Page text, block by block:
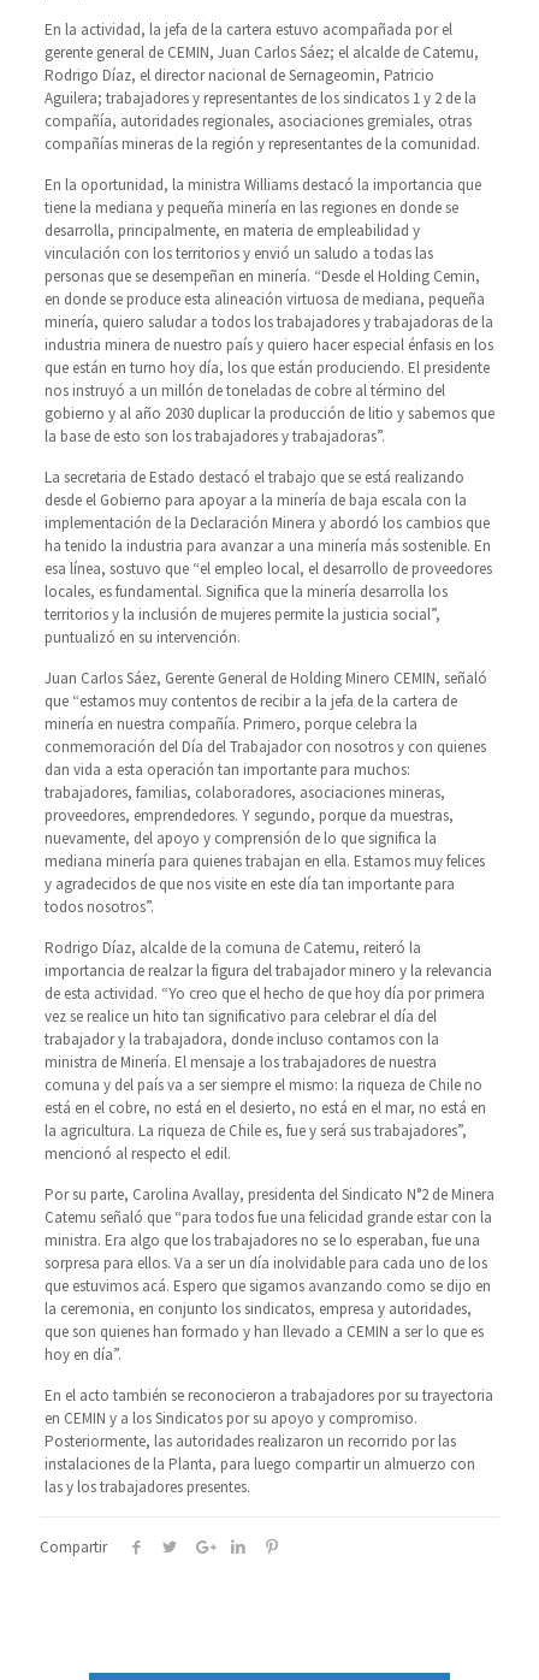
En la actividad, la jefa de la cartera estuvo acompañada por el
gerente general de CEMIN, Juan Carlos Sáez; el alcalde de Catemu,
Rodrigo Díaz, el director nacional de Sernageomin, Patricio
Aguilera; trabajadores y representantes de los sindicatos 1 y 2 de la
compañía, autoridades regionales, asociaciones gremiales, otras
compañías mineras de la región y representantes de la comunidad.
En la oportunidad, la ministra Williams destacó la importancia que
tiene la mediana y pequeña minería en las regiones en donde se
desarrolla, principalmente, en materia de empleabilidad y
vinculación con los territorios y envió un saludo a todas las
personas que se desempeñan en minería. “Desde el Holding Cemin,
en donde se produce esta alineación virtuosa de mediana, pequeña
minería, quiero saludar a todos los trabajadores y trabajadoras de la
industria minera de nuestro país y quiero hacer especial énfasis en los
que están en turno hoy día, los que están produciendo. El presidente
nos instruyó a un millón de toneladas de cobre al término del
gobierno y al año 2030 duplicar la producción de litio y sabemos que
la base de esto son los trabajadores y trabajadoras”.
La secretaria de Estado destacó el trabajo que se está realizando
desde el Gobierno para apoyar a la minería de baja escala con la
implementación de la Declaración Minera y abordó los cambios que
ha tenido la industria para avanzar a una minería más sostenible. En
esa línea, sostuvo que “el empleo local, el desarrollo de proveedores
locales, es fundamental. Significa que la minería desarrolla los
territorios y la inclusión de mujeres permite la justicia social”,
puntualizó en su intervención.
Juan Carlos Sáez, Gerente General de Holding Minero CEMIN, señaló
que “estamos muy contentos de recibir a la jefa de la cartera de
minería en nuestra compañía. Primero, porque celebra la
conmemoración del Día del Trabajador con nosotros y con quienes
dan vida a esta operación tan importante para muchos:
trabajadores, familias, colaboradores, asociaciones mineras,
proveedores, emprendedores. Y segundo, porque da muestras,
nuevamente, del apoyo y comprensión de lo que significa la
mediana minería para quienes trabajan en ella. Estamos muy felices
y agradecidos de que nos visite en este día tan importante para
todos nosotros”.
Rodrigo Díaz, alcalde de la comuna de Catemu, reiteró la
importancia de realzar la figura del trabajador minero y la relevancia
de esta actividad. “Yo creo que el hecho de que hoy día por primera
vez se realice un hito tan significativo para celebrar el día del
trabajador y la trabajadora, donde incluso contamos con la
ministra de Minería. El mensaje a los trabajadores de nuestra
comuna y del país va a ser siempre el mismo: la riqueza de Chile no
está en el cobre, no está en el desierto, no está en el mar, no está en
la agricultura. La riqueza de Chile es, fue y será sus trabajadores”,
mencionó al respecto el edil.
Por su parte, Carolina Avallay, presidenta del Sindicato N°2 de Minera
Catemu señaló que “para todos fue una felicidad grande estar con la
ministra. Era algo que los trabajadores no se lo esperaban, fue una
sorpresa para ellos. Va a ser un día inolvidable para cada uno de los
que estuvimos acá. Espero que sigamos avanzando como se dijo en
la ceremonia, en conjunto los sindicatos, empresa y autoridades,
que son quienes han formado y han llevado a CEMIN a ser lo que es
hoy en día”.
En el acto también se reconocieron a trabajadores por su trayectoria
en CEMIN y a los Sindicatos por su apoyo y compromiso.
Posteriormente, las autoridades realizaron un recorrido por las
instalaciones de la Planta, para luego compartir un almuerzo con
las y los trabajadores presentes.
Compartir